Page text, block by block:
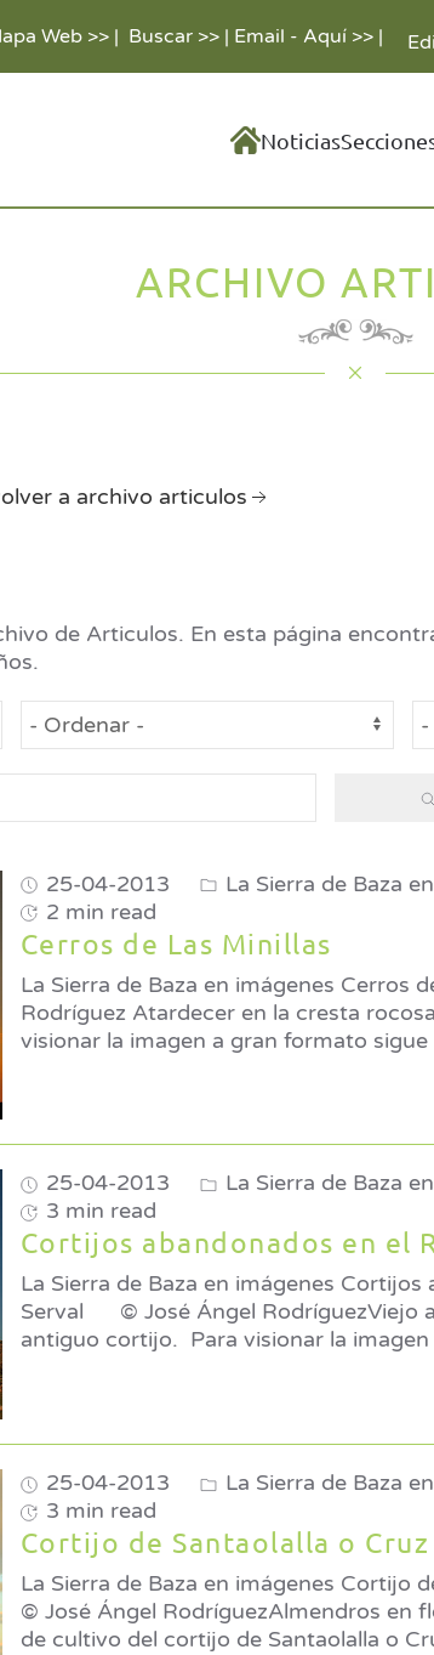
Web >>| Buscar >>| Email - Aquí >>|
Noticias
ARCHIVO
a archivo articulos
de Articulos. En esta página
25-04-2013 La Sierra de Baza
2 min read
Cerros de Las Minillas
La Sierra de Baza en imágenes Cerros de las
Rodríguez Atardecer en la cresta
visionar la imagen a gran formato sigue
25-04-2013 La Sierra de Baza
3 min read
Cortijos abandonados en el
La Sierra de Baza en imágenes
Serval © José Ángel RodríguezViejo almendro en floración junto a un
antiguo cortijo. Para visionar la
25-04-2013 La Sierra de Baza
3 min read
Cortijo de Santaolalla o
La Sierra de Baza en imágenes Cortijo
© José Ángel RodríguezAlmendros en
de cultivo del cortijo de Santaolalla o